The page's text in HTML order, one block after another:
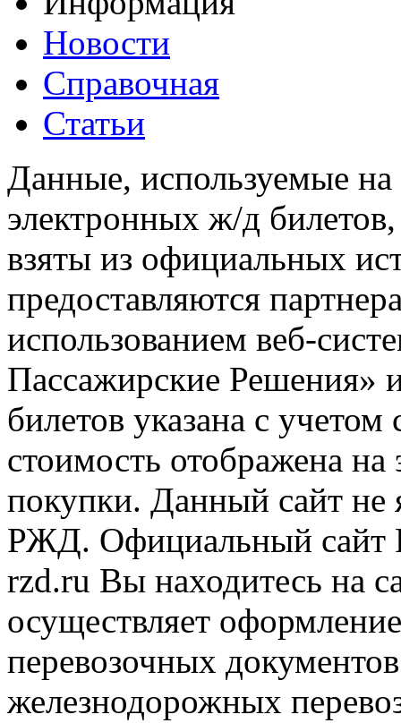
Новости
Справочная
Статьи
Данные, используемые на
электронных ж/д
взяты из официальных
предоставляются
использованием веб-
Пассажирские
билетов указана с
стоимость отображена
покупки. Данный сайт не
РЖД. Официальный сайт
rzd.ru Вы находитесь на
осуществляет
перевозочных
железнодорожных